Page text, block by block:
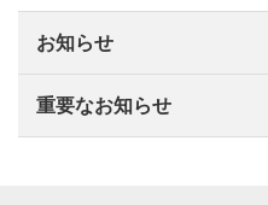
お知らせ
重要なお知らせ